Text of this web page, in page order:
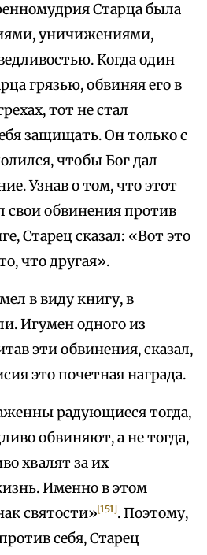
Старца была
уничижениями,
Когда один
грязью, обвиняя его в
тот не стал
защищать. Он только с
чтобы Бог дал
Узнав о том, что этот
свои обвинения против
Старец сказал: «Вот это
что другая».
в виду книгу, в
Игумен одного из
эти обвинения, сказал,
это почетная награда.
радующиеся тогда,
обвиняют, а не тогда,
хвалят за их
Именно в этом
святости»[151]. Поэтому,
себя, Старец